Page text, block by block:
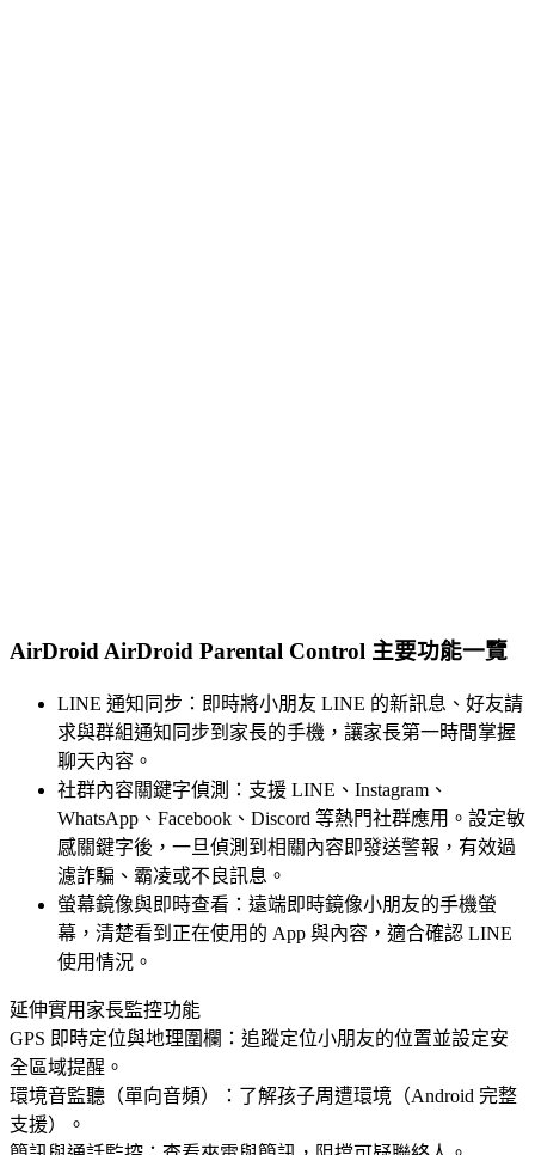
AirDroid AirDroid Parental Control 主要功能一覽
LINE 通知同步：即時將小朋友 LINE 的新訊息、好友請
求與群組通知同步到家長的手機，讓家長第一時間掌握
聊天內容。
社群內容關鍵字偵測：支援 LINE、Instagram、
WhatsApp、Facebook、Discord 等熱門社群應用。設定敏
感關鍵字後，一旦偵測到相關內容即發送警報，有效過
濾詐騙、霸凌或不良訊息。
螢幕鏡像與即時查看：遠端即時鏡像小朋友的手機螢
幕，清楚看到正在使用的 App 與內容，適合確認 LINE
使用情況。
延伸實用家長監控功能
GPS 即時定位與地理圍欄：追蹤定位小朋友的位置並設定安
全區域提醒。
環境音監聽（單向音頻）：了解孩子周遭環境（Android 完整
支援）。